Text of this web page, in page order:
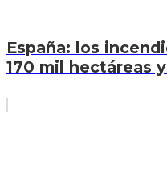
España: los
170 mil hectáreas